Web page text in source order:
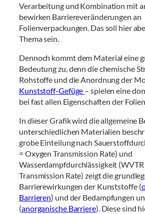
Verarbeitung und Kombination mit
bewirken Barriereveränderungen an
Folienverpackungen. Das soll hier
Thema sein.
Dennoch kommt dem Material eine
Bedeutung zu, denn die chemische
Rohstoffe und die Anordnung der
Kunststoff-Gefüge – spielen eine
bei fast allen Eigenschaften der
In dieser Grafik wird die allgemeine
unterschiedlichen Materialien
grobe Einteilung nach
= Oxygen Transmission Rate) und
Wasserdampfdurchlässigkeit
Transmission Rate) zeigt die
Barrierewirkungen der Kunststoffe (
Barrieren) und der Bedampfungen
(anorganische Barriere). Diese sind